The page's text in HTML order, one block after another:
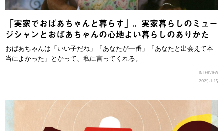
「実家でおばあちゃんと暮らす」。実家暮らしのミュー
ジシャンとおばあちゃんの心地よい暮らしのありかた
おばあちゃんは「いい子だね」「あなたが一番」「あなたと出会えて本
当によかった」とかって、私に言ってくれる。
INTERVIEW
2025.1.15